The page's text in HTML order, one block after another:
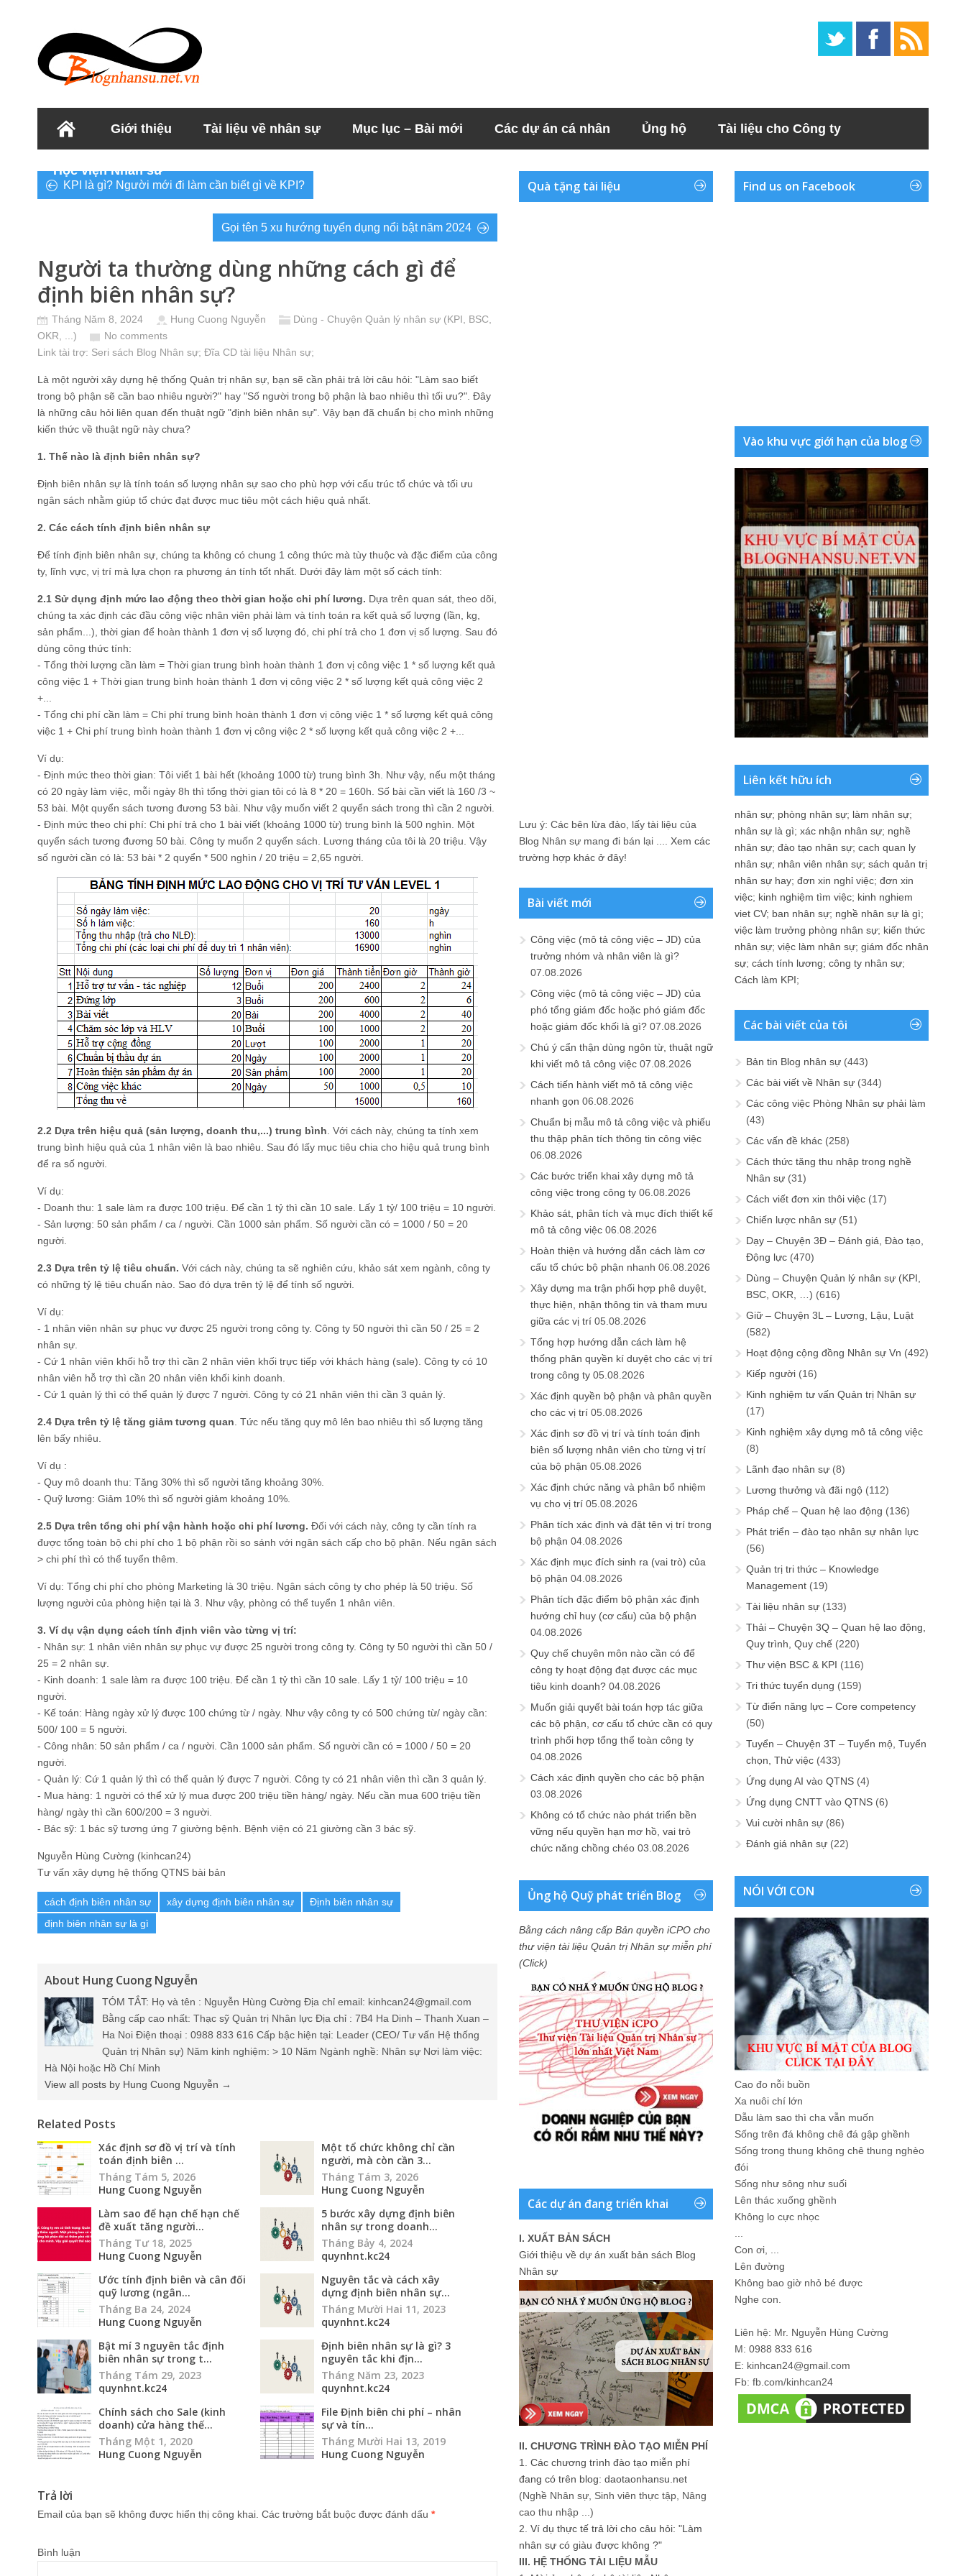
Giới thiệu Tài liệu về nhân sự Mục lục – Bài mới Các dự án cá nhân Ủng hộ Tài liệu cho Công ty
Học viện Nhân sư
KPI là gì? Người mới đi làm cần biết gì về KPI?
Gọi tên 5 xu hướng tuyển dụng nổi bật năm 2024
Người ta thường dùng những cách gì để
định biên nhân sự?
Tháng Năm 8, 2024 Hung Cuong Nguyễn
Dùng - Chuyện Quản lý nhân sự (KPI, BSC,
OKR, ...)
No comments
Link tài trợ: Seri sách Blog Nhân sự; Đĩa CD tài liệu Nhân sự;
Là một người xây dựng hệ thống Quản trị nhân sự, bạn sẽ cần phải trả lời câu hỏi: "Làm sao biết
trong bộ phận sẽ cần bao nhiêu người?" hay "Số người trong bộ phận là bao nhiêu thì tối ưu?". Đây
là những câu hỏi liên quan đến thuật ngữ "định biên nhân sự". Vậy bạn đã chuẩn bị cho mình những
kiến thức về thuật ngữ này chưa?
1. Thế nào là định biên nhân sự?
Định biên nhân sự là tính toán số lượng nhân sự sao cho phù hợp với cấu trúc tổ chức và tối ưu
ngân sách nhằm giúp tổ chức đạt được muc tiêu một cách hiệu quả nhất.
2. Các cách tính định biên nhân sự
Để tính định biên nhân sự, chúng ta không có chung 1 công thức mà tùy thuộc và đặc điểm của công
ty, lĩnh vực, vị trí mà lựa chọn ra phương án tính tốt nhất. Dưới đây làm một số cách tính:
2.1 Sử dụng định mức lao động theo thời gian hoặc chi phí lương. Dựa trên quan sát, theo dõi,
chúng ta xác định các đầu công việc nhân viên phải làm và tính toán ra kết quả số lượng (lần, kg,
sản phẩm...), thời gian để hoàn thành 1 đơn vị số lượng đó, chi phí trả cho 1 đơn vị số lượng. Sau đó
dùng công thức tính:
- Tổng thời lượng cần làm = Thời gian trung bình hoàn thành 1 đơn vị công việc 1 * số lượng kết quả
công việc 1 + Thời gian trung bình hoàn thành 1 đơn vị công việc 2 * số lượng kết quả công việc 2
+...
- Tổng chi phí cần làm = Chi phí trung bình hoàn thành 1 đơn vị công việc 1 * số lượng kết quả công
việc 1 + Chi phí trung bình hoàn thành 1 đơn vị công việc 2 * số lượng kết quả công việc 2 +...
Ví dụ:
- Định mức theo thời gian: Tôi viết 1 bài hết (khoảng 1000 từ) trung bình 3h. Như vậy, nếu một tháng
có 20 ngày làm việc, mỗi ngày 8h thì tổng thời gian tôi có là 8 * 20 = 160h. Số bài cần viết là 160 /3 ~
53 bài. Một quyển sách tương đương 53 bài. Như vậy muốn viết 2 quyển sách trong thì cần 2 người.
- Định mức theo chi phí: Chi phí trả cho 1 bài viết (khoảng 1000 từ) trung bình là 500 nghìn. Một
quyển sách tương đương 50 bài. Công ty muốn 2 quyển sách. Lương tháng của tôi là 20 triệu. Vậy
số người cần có là: 53 bài * 2 quyển * 500 nghìn / 20 triệu = 2,65 người.
2.2 Dựa trên hiệu quả (sản lượng, doanh thu,...) trung bình . Với cách này, chúng ta tính xem
trung bình hiệu quả của 1 nhân viên là bao nhiêu. Sau đó lấy mục tiêu chia cho hiệu quả trung bình
để ra số người.
Ví dụ:
- Doanh thu: 1 sale làm ra được 100 triệu. Để cần 1 tỷ thì cần 10 sale. Lấy 1 tỷ/ 100 triệu = 10 người.
- Sản lượng: 50 sản phẩm / ca / người. Cần 1000 sản phẩm. Số người cần có = 1000 / 50 = 20
người.
2.3 Dựa trên tỷ lệ tiêu chuẩn. Với cách này, chúng ta sẽ nghiên cứu, khảo sát xem ngành, công ty
có những tỷ lệ tiêu chuẩn nào. Sao đó dựa trên tỷ lệ để tính số người.
Ví dụ:
- 1 nhân viên nhân sự phục vự được 25 người trong công ty. Công ty 50 người thì cần 50 / 25 = 2
nhân sự.
- Cứ 1 nhân viên khối hỗ trợ thì cần 2 nhân viên khối trực tiếp với khách hàng (sale). Công ty có 10
nhân viên hỗ trợ thì cần 20 nhân viên khối kinh doanh.
- Cứ 1 quản lý thì có thể quản lý được 7 người. Công ty có 21 nhân viên thì cần 3 quản lý.
2.4 Dựa trên tỷ lệ tăng giảm tương quan . Tức nếu tăng quy mô lên bao nhiêu thì số lượng tăng
lên bấy nhiêu.
Ví dụ :
- Quy mô doanh thu: Tăng 30% thì số người tăng khoảng 30%.
- Quỹ lương: Giảm 10% thì số người giảm khoảng 10%.
2.5 Dựa trên tổng chi phí vận hành hoặc chi phí lương. Đối với cách này, công ty cần tính ra
được tổng toàn bộ chi phí cho 1 bộ phận rồi so sánh với ngân sách cấp cho bộ phận. Nếu ngân sách
> chi phí thì có thể tuyển thêm.
Ví dụ: Tổng chi phí cho phòng Marketing là 30 triệu. Ngân sách công ty cho phép là 50 triệu. Số
lượng người của phòng hiện tại là 3. Như vậy, phòng có thể tuyển 1 nhân viên.
3. Ví dụ vận dụng cách tính định viên vào từng vị trí:
- Nhân sự: 1 nhân viên nhân sự phục vự được 25 người trong công ty. Công ty 50 người thì cần 50 /
25 = 2 nhân sự.
- Kinh doanh: 1 sale làm ra được 100 triệu. Để cần 1 tỷ thì cần 10 sale. Lấy 1 tỷ/ 100 triệu = 10
người.
- Kế toán: Hàng ngày xử lý được 100 chứng từ / ngày. Như vậy công ty có 500 chứng từ/ ngày cần:
500/ 100 = 5 người.
- Công nhân: 50 sản phẩm / ca / người. Cần 1000 sản phẩm. Số người cần có = 1000 / 50 = 20
người.
- Quản lý: Cứ 1 quản lý thì có thể quản lý được 7 người. Công ty có 21 nhân viên thì cần 3 quản lý.
- Mua hàng: 1 người có thể xử lý mua được 200 triệu tiền hàng/ ngày. Nếu cần mua 600 triệu tiền
hàng/ ngày thì cần 600/200 = 3 người.
- Bác sỹ: 1 bác sỹ tương ứng 7 giường bệnh. Bệnh viện có 21 giường cần 3 bác sỹ.
Nguyễn Hùng Cường (kinhcan24)
Tư vấn xây dựng hệ thống QTNS bài bản
cách định biên nhân sự xây dựng định biên nhân sự
Định biên nhân sự
định biên nhân sự là gì
About Hung Cuong Nguyễn
TÓM TẮT: Họ và tên : Nguyễn Hùng Cường Địa chỉ email: kinhcan24@gmail.com
Bằng cấp cao nhất: Thạc sỹ Quản trị Nhân lực Địa chỉ : 7B4 Ha Dinh – Thanh Xuan –
Ha Noi Điện thoại : 0988 833 616 Cấp bậc hiện tại: Leader (CEO/ Tư vấn Hệ thống
Quản trị Nhân sự) Năm kinh nghiệm: > 10 Năm Ngành nghề: Nhân sự Nơi làm việc:
Hà Nội hoặc Hồ Chí Minh
View all posts by Hung Cuong Nguyễn →
Related Posts
Xác định sơ đồ vị trí và tính
toán định biên ...
Tháng Tám 5, 2026
Hung Cuong Nguyễn
Một tổ chức không chỉ cần
người, mà còn cần 3...
Tháng Tám 3, 2026
Hung Cuong Nguyễn
Làm sao để hạn chế hạn chế
đề xuất tăng người...
Tháng Tư 18, 2025
Hung Cuong Nguyễn
5 bước xây dựng định biên
nhân sự trong doanh...
Tháng Bảy 4, 2024
quynhnt.kc24
Ước tính định biên và cân đối
quỹ lương (ngân...
Tháng Ba 24, 2024
Hung Cuong Nguyễn
Nguyên tắc và cách xây
dựng định biên nhân sự...
Tháng Mười Hai 11, 2023
quynhnt.kc24
Bật mí 3 nguyên tắc định
biên nhân sự trong t...
Tháng Tám 29, 2023
quynhnt.kc24
Định biên nhân sự là gì? 3
nguyên tắc khi địn...
Tháng Năm 23, 2023
quynhnt.kc24
Chính sách cho Sale (kinh
doanh) cửa hàng thế...
Tháng Một 1, 2020
Hung Cuong Nguyễn
File Định biên chi phí – nhân
sự và tín...
Tháng Mười Hai 13, 2019
Hung Cuong Nguyễn
Trả lời
Email của bạn sẽ không được hiển thị công khai. Các trường bắt buộc được đánh dấu *
Bình luận
Quà tặng tài liệu
Lưu ý: Các bên lừa đảo, lấy tài liệu của
Blog Nhân sự mang đi bán lại .... Xem các
trường hợp khác ở đây!
Bài viết mới
Công việc (mô tả công việc – JD) của
trưởng nhóm và nhân viên là gì?
07.08.2026
Công việc (mô tả công việc – JD) của
phó tổng giám đốc hoặc phó giám đốc
hoặc giám đốc khối là gì? 07.08.2026
Chú ý cẩn thận dùng ngôn từ, thuật ngữ
khi viết mô tả công việc 07.08.2026
Cách tiến hành viết mô tả công việc
nhanh gọn 06.08.2026
Chuẩn bị mẫu mô tả công việc và phiếu
thu thập phân tích thông tin công việc
06.08.2026
Các bước triển khai xây dựng mô tả
công việc trong công ty 06.08.2026
Khảo sát, phân tích và mục đích thiết kế
mô tả công việc 06.08.2026
Hoàn thiện và hướng dẫn cách làm cơ
cấu tổ chức bộ phận nhanh 06.08.2026
Xây dựng ma trận phối hợp phê duyệt,
thực hiện, nhận thông tin và tham mưu
giữa các vị trí 05.08.2026
Tổng hợp hướng dẫn cách làm hệ
thống phân quyền kí duyệt cho các vị trí
trong công ty 05.08.2026
Xác định quyền bộ phận và phân quyền
cho các vị trí 05.08.2026
Xác định sơ đồ vị trí và tính toán định
biên số lượng nhân viên cho từng vị trí
của bộ phận 05.08.2026
Xác định chức năng và phân bổ nhiệm
vụ cho vị trí 05.08.2026
Phân tích xác định và đặt tên vị trí trong
bộ phận 04.08.2026
Xác định mục đích sinh ra (vai trò) của
bộ phận 04.08.2026
Phân tích đặc điểm bộ phận xác định
hướng chỉ huy (cơ cấu) của bộ phận
04.08.2026
Quy chế chuyên môn nào cần có để
công ty hoạt động đạt được các mục
tiêu kinh doanh? 04.08.2026
Muốn giải quyết bài toán hợp tác giữa
các bộ phận, cơ cấu tổ chức cần có quy
trình phối hợp tổng thể toàn công ty
04.08.2026
Cách xác định quyền cho các bộ phận
03.08.2026
Không có tổ chức nào phát triển bền
vững nếu quyền hạn mơ hồ, vai trò
chức năng chồng chéo 03.08.2026
Ủng hộ Quỹ phát triển Blog
Bằng cách nâng cấp Bản quyền iCPO cho
thư viện tài liệu Quản trị Nhân sự miễn phí
(Click)
Các dự án đang triển khai
I. XUẤT BẢN SÁCH
Giới thiệu về dự án xuất bản sách Blog
Nhân sự
II. CHƯƠNG TRÌNH ĐÀO TẠO MIỄN PHÍ
1. Các chương trình đào tạo miễn phí
đang có trên blog: daotaonhansu.net
(Nghề Nhân sự, Sinh viên thực tập, Nâng
cao thu nhập ...)
2. Ví dụ thực tế trả lời cho câu hỏi: "Làm
nhân sự có giàu được không ?"
III. HỆ THỐNG TÀI LIỆU MẪU
Find us on Facebook
Vào khu vực giới hạn của blog
Liên kết hữu ích
nhân sự; phòng nhân sự; làm nhân sự;
nhân sự là gì; xác nhận nhân sự; nghề
nhân sự; đào tạo nhân sự; cach quan ly
nhân sự; nhân viên nhân sự; sách quản trị
nhân sự hay; đơn xin nghỉ việc; đơn xin
việc; kinh nghiệm tìm việc; kinh nghiem
viet CV; ban nhân sự; nghề nhân sự là gì;
việc làm trưởng phòng nhân sự; kiến thức
nhân sự; việc làm nhân sự; giám đốc nhân
sự; cách tính lương; công ty nhân sự;
Cách làm KPI;
Các bài viết của tôi
Bản tin Blog nhân sự (443)
Các bài viết về Nhân sự (344)
Các công việc Phòng Nhân sự phải làm
(43)
Các vấn đề khác (258)
Cách thức tăng thu nhập trong nghề
Nhân sự (31)
Cách viết đơn xin thôi việc (17)
Chiến lược nhân sự (51)
Dạy – Chuyện 3Đ – Đánh giá, Đào tạo,
Động lực (470)
Dùng – Chuyện Quản lý nhân sự (KPI,
BSC, OKR, …) (616)
Giữ – Chuyện 3L – Lương, Lậu, Luật
(582)
Hoạt động cộng đồng Nhân sự Vn (492)
Kiếp người (16)
Kinh nghiệm tư vấn Quản trị Nhân sự
(17)
Kinh nghiệm xây dựng mô tả công việc
(8)
Lãnh đạo nhân sự (8)
Lương thưởng và đãi ngộ (112)
Pháp chế – Quan hệ lao động (136)
Phát triển – đào tạo nhân sự nhân lực
(56)
Quản trị tri thức – Knowledge
Management (19)
Tài liệu nhân sự (133)
Thải – Chuyện 3Q – Quan hệ lao động,
Quy trình, Quy chế (220)
Thư viện BSC & KPI (116)
Tri thức tuyển dụng (159)
Từ điển năng lực – Core competency
(50)
Tuyển – Chuyện 3T – Tuyển mộ, Tuyển
chọn, Thử việc (433)
Ứng dụng AI vào QTNS (4)
Ứng dụng CNTT vào QTNS (6)
Vui cười nhân sự (86)
Đánh giá nhân sự (22)
NÓI VỚI CON
Cao đo nỗi buồn
Xa nuôi chí lớn
Dẫu làm sao thì cha vẫn muốn
Sống trên đá không chê đá gập ghềnh
Sống trong thung không chê thung nghèo
đói
Sống như sông như suối
Lên thác xuống ghềnh
Không lo cực nhọc
Con ơi, ...
Lên đường
Không bao giờ nhỏ bé được
Nghe con.
Liên hệ: Mr. Nguyễn Hùng Cường
M: 0988 833 616
E: kinhcan24@gmail.com
Fb: fb.com/kinhcan24